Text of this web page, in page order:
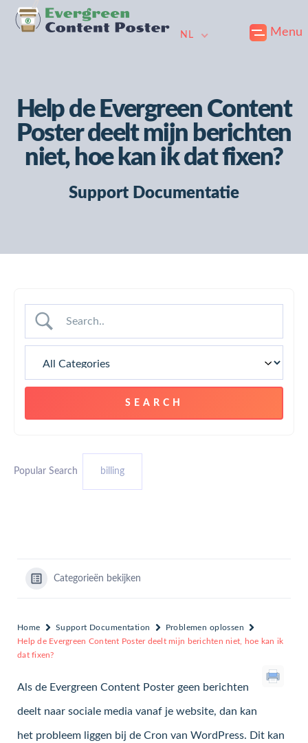
Skip
Naar
Doorgaan
naar
NL Menu
Help de Evergreen Content
Poster deelt mijn berichten
niet, hoe kan ik dat fixen?
Support Documentatie
Popular Search billing
Categorieën bekijken
Home Support Documentation
Problemen oplossen
Help de Evergreen Content Poster deelt mijn berichten niet, hoe kan ik
dat fixen?
Als de Evergreen Content Poster geen berichten
deelt naar sociale media vanaf je website, dan kan
het probleem liggen bij de Cron van WordPress. Dit kan